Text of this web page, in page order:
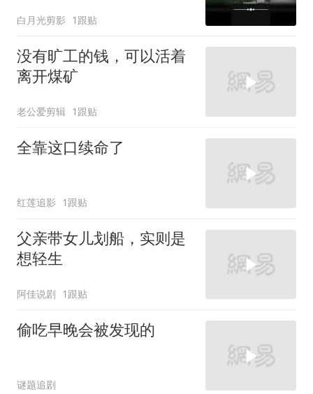
白月光剪影 1跟贴
没有旷工的钱，可以活着
离开煤矿
老公爱剪辑 1跟贴
全靠这口续命了
红莲追影 1跟贴
父亲带女儿划船，实则是
想轻生
阿佳说剧 1跟贴
偷吃早晚会被发现的
谜题追剧